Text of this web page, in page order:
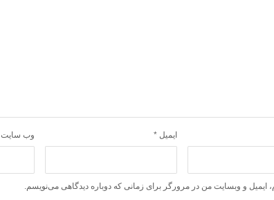
ایمیل * وب‌ سایت
ایمیل و وبسایت من در مرورگر برای زمانی که دوباره دیدگاهی می‌نویسم.